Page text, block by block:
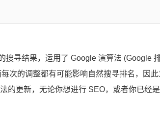
搜寻结果，运用了 Google 演算法 (Google
次的调整都有可能影响自然搜寻排名，因
的更新，无论你想进行 SEO，或者你已经